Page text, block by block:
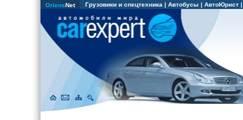
OriensNet Грузовики и спецтехника | Автобусы | АвтоЮрист |